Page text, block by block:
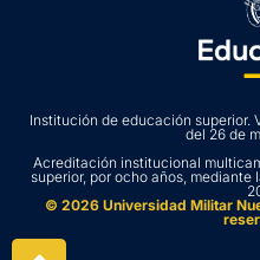
Institución de educación superior.
del 26 de
Acreditación institucional
superior, por ocho años, mediante
© 2026 Universidad Militar